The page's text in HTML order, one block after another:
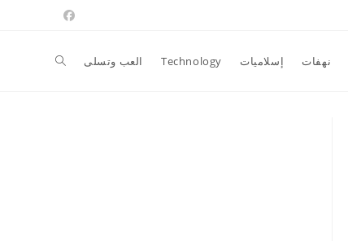
نهفات إسلاميات Technology العب وتسلى Toggle